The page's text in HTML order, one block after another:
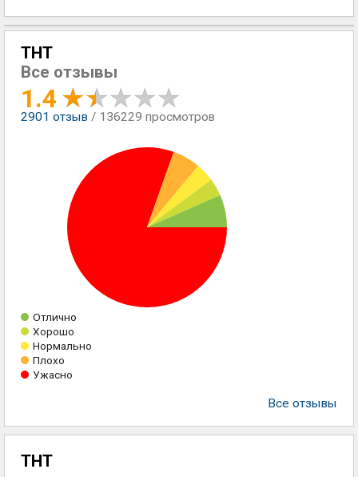
ТНТ
Все отзывы
1.4
2901 отзыв / 136229 просмотров
Отлично
Хорошо
Нормально
Плохо
Ужасно
Все отзывы
ТНТ